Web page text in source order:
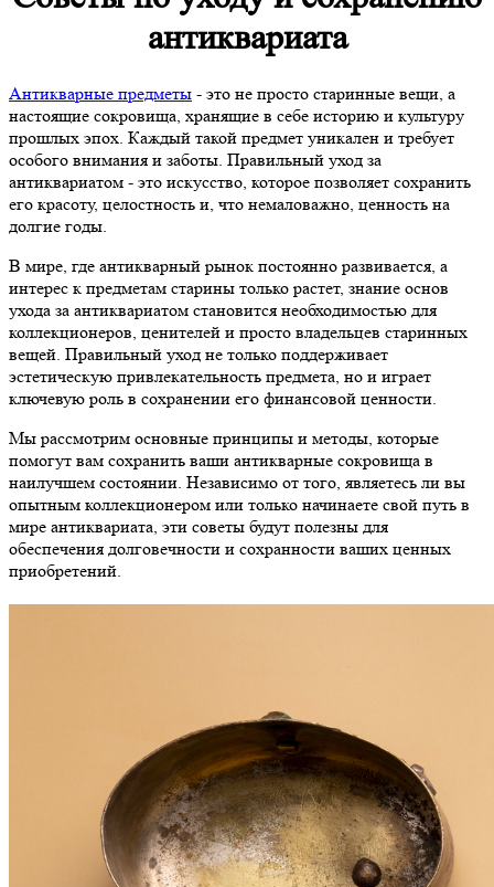
антиквариата
Антикварные предметы - это не просто старинные вещи, а
настоящие сокровища, хранящие в себе историю и культуру
прошлых эпох. Каждый такой предмет уникален и требует
особого внимания и заботы. Правильный уход за
антиквариатом - это искусство, которое позволяет сохранить
его красоту, целостность и, что немаловажно, ценность на
долгие годы.
В мире, где антикварный рынок постоянно развивается, а
интерес к предметам старины только растет, знание основ
ухода за антиквариатом становится необходимостью для
коллекционеров, ценителей и просто владельцев старинных
вещей. Правильный уход не только поддерживает
эстетическую привлекательность предмета, но и играет
ключевую роль в сохранении его финансовой ценности.
Мы рассмотрим основные принципы и методы, которые
помогут вам сохранить ваши антикварные сокровища в
наилучшем состоянии. Независимо от того, являетесь ли вы
опытным коллекционером или только начинаете свой путь в
мире антиквариата, эти советы будут полезны для
обеспечения долговечности и сохранности ваших ценных
приобретений.